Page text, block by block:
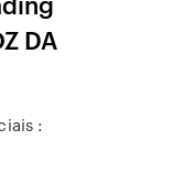
DA
: